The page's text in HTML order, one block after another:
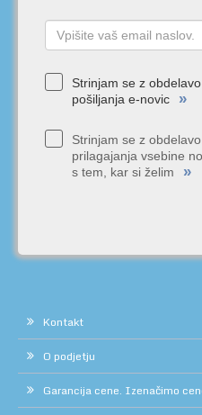
Strinjam se z
pošiljanja e-novic
»
Strinjam se z
prilagajanja vsebine
s tem, kar si želim
»
Kontakt
O podjetju
Garancija cene. Izenačimo